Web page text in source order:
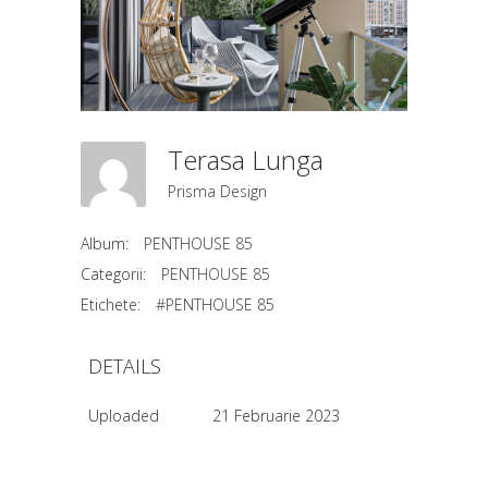
Terasa Lunga
Prisma Design
Album:
PENTHOUSE 85
Categorii:
PENTHOUSE 85
Etichete:
#PENTHOUSE 85
DETAILS
Uploaded 21 Februarie 2023